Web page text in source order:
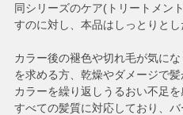
同シリーズのケア(トリートメン
すのに対し、本品はしっとりとし
カラー後の褪色や切れ毛が気に
を求める方、乾燥やダメージで
カラーを繰り返しうるおい不足
すべての髪質に対応しており、